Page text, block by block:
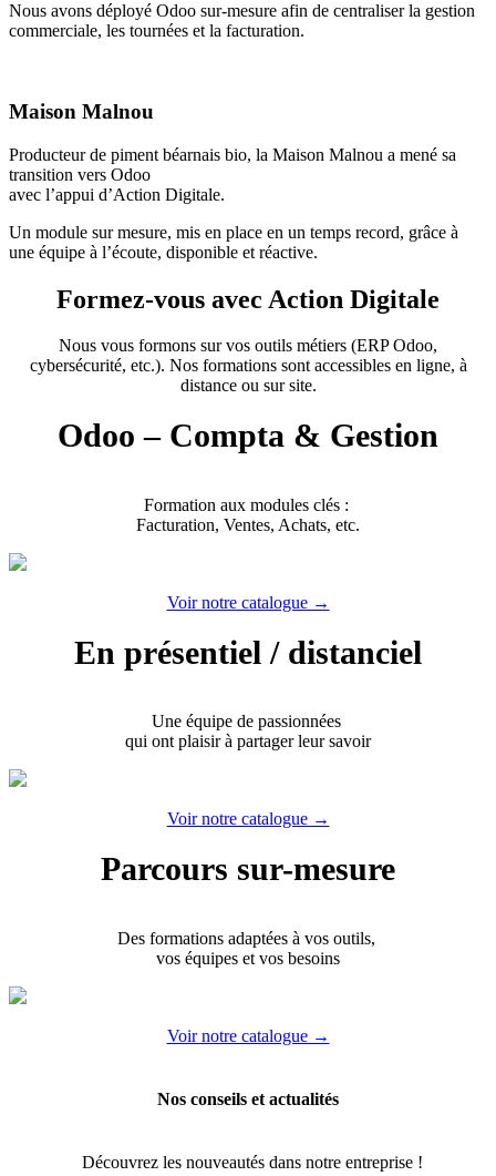
Nous avons déployé Odoo sur-mesure afin de centraliser la gestion
commerciale, les tournées et la facturation.
Maison Malnou
Producteur de piment béarnais bio, la Maison Malnou a mené sa
transition vers Odoo
avec l’appui d’Action Digitale.
Un module sur mesure, mis en place en un temps record, grâce à
une équipe à l’écoute, disponible et réactive.
Formez-vous avec Action Digitale
Nous vous formons sur vos outils métiers (ERP Odoo,
cybersécurité, etc.). Nos formations sont accessibles en ligne, à
distance ou sur site.
Odoo – Compta & Gestion
Formation aux modules clés :
Facturation, Ventes, Achats, etc.
Voir notre catalogue →
En présentiel / distanciel
Une équipe de passionnées
qui ont plaisir à partager leur savoir
Voir notre catalogue →
Parcours sur-mesure
Des formations adaptées à vos outils,
vos équipes et vos besoins
Voir notre catalogue →
Nos conseils et actualités
Découvrez les nouveautés dans notre entreprise !